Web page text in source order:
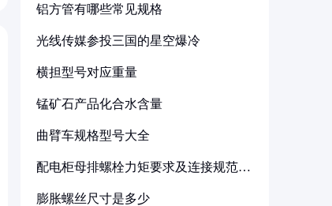
铝方管有哪些常见规格
光线传媒参投三国的星空爆冷
横担型号对应重量
锰矿石产品化合水含量
曲臂车规格型号大全
配电柜母排螺栓力矩要求及连接规范详
膨胀螺丝尺寸是多少